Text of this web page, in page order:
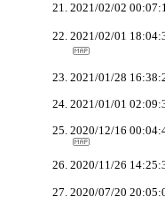
2021/02/02
2021/02/01
2021/01/28
2021/01/01
2020/12/16
2020/11/26
2020/07/20